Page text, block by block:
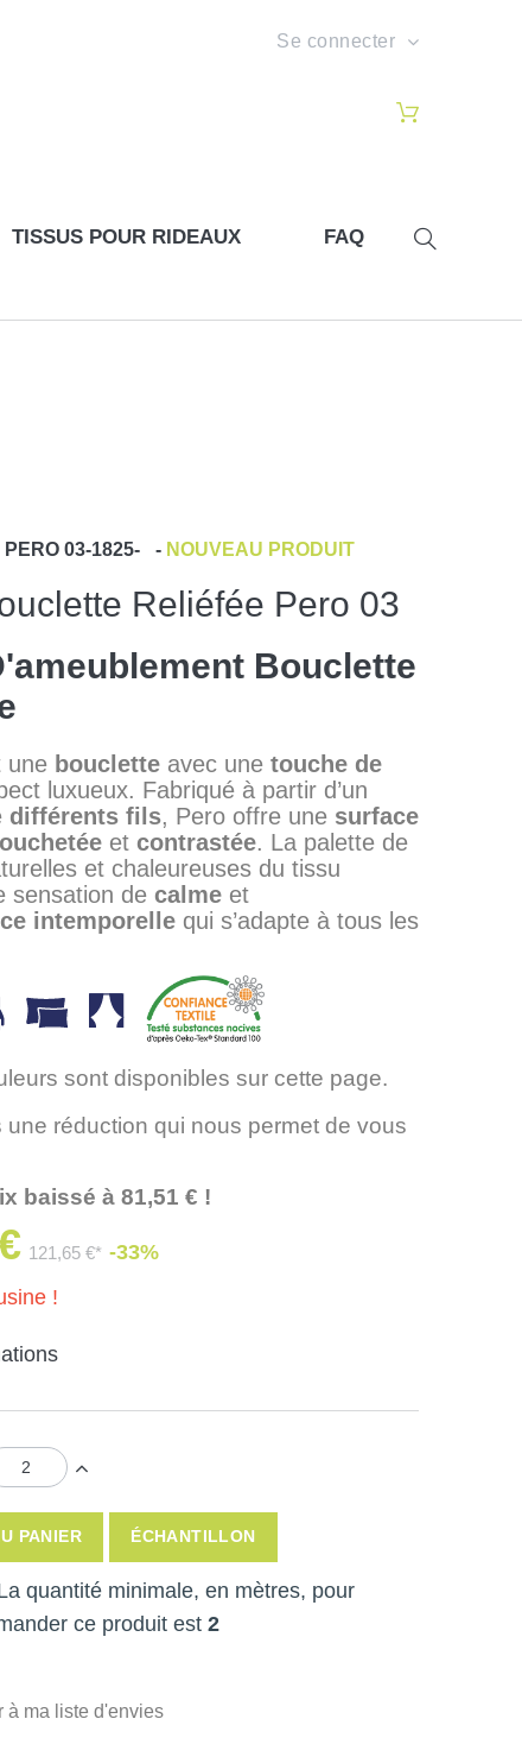
Se connecter
TISSUS POUR RIDEAUX FAQ
PERO 03-1825- - NOUVEAU PRODUIT
Reliéfée Pero 03
Bouclette
une boucletteavec une touche de
luxueux. Fabriqué à partir d’un
différents fils, Pero offre une surface
et contrastée. La palette de
et chaleureuses du tissu
sensation de calmeet
intemporellequi s’adapte à tous les
sont disponibles sur cette page.
une réduction qui nous permet de vous
baissé à 81,51 € !
121,65 €* -33%
!
PANIER ÉCHANTILLON
quantité minimale, en mètres, pour
ce produit est 2
à ma liste d'envies